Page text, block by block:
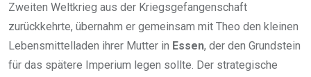
Zweiten Weltkrieg aus der Kriegsgefangenschaft
zurückkehrte, übernahm er gemeinsam mit Theo den kleinen
Lebensmittelladen ihrer Mutter in Essen, der den Grundstein
für das spätere Imperium legen sollte. Der strategische